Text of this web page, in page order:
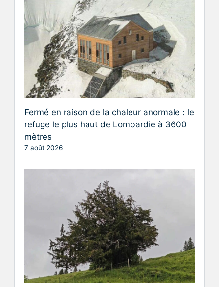
Fermé en raison de la chaleur anormale : le
refuge le plus haut de Lombardie à 3600
mètres
7 août 2026